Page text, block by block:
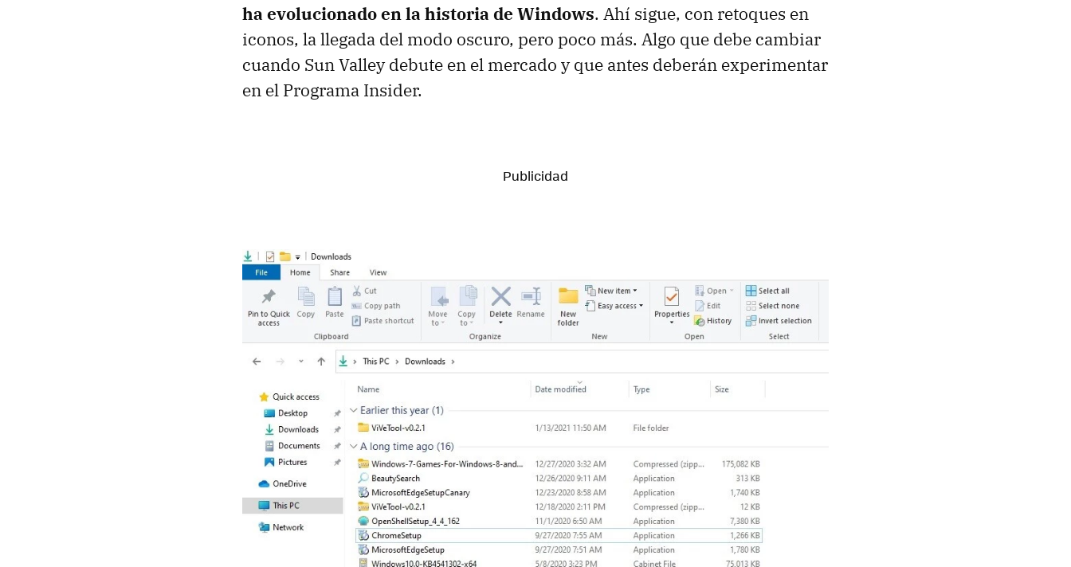
ha evolucionado en la historia de Windows. Ahí sigue, con retoques en
iconos, la llegada del modo oscuro, pero poco más. Algo que debe cambiar
cuando Sun Valley debute en el mercado y que antes deberán experimentar
en el Programa Insider.